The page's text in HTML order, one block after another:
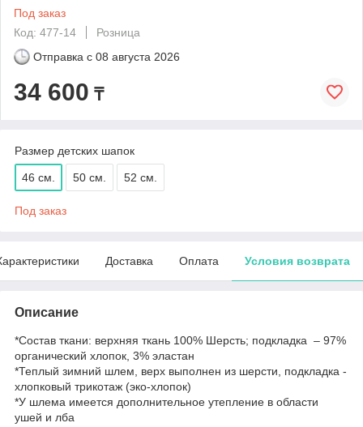
Под заказ
Код: 477-14
Розница
Отправка с 08 августа 2026
34 600 ₸
Размер детских шапок
46 см. 50 см. 52 см.
Под заказ
Доставка Оплата Условия возврата
Описание
*Состав ткани: верхняя ткань 100% Шерсть; подкладка – 97%
органический хлопок, 3% эластан
*Теплый зимний шлем, верх выполнен из шерсти, подкладка -
хлопковый трикотаж (эко-хлопок)
*У шлема имеется дополнительное утепление в области
ушей и лба